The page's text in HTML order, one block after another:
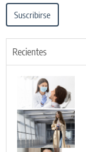
Suscribirse
Recientes